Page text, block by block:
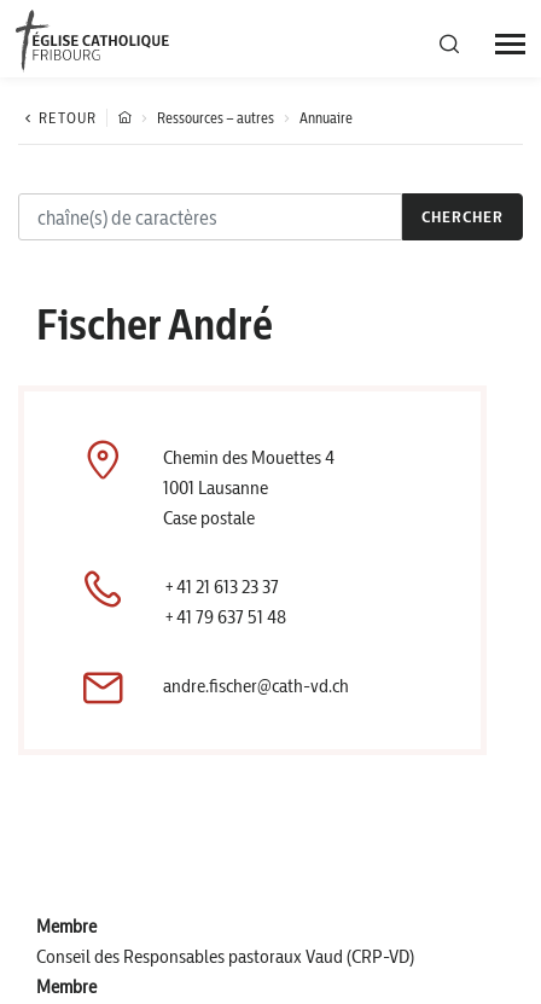
Région diocésaine
Actualités
RETOUR Ressources – autres Annuaire
CHERCHER
Fischer André
Chemin des Mouettes 4
1001 Lausanne
Case postale
+41 21 613 23 37
+41 79 637 51 48
andre.fischer@cath-vd.ch
Membre
Conseil des Responsables pastoraux Vaud (CRP-VD)
Membre